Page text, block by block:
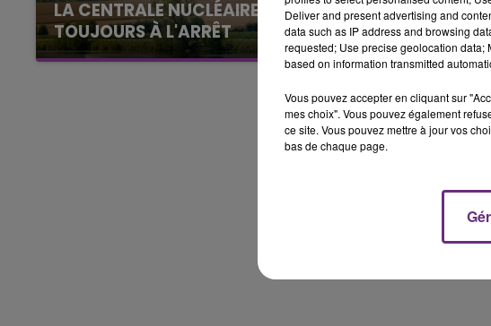
LA CENTRALE NUCLÉAIRE DE CHOOZ
TOUJOURS À L'ARRÊT
Cela fait déjà une semaine que la centrale
justifiée par la sécheresse intense qui est
LE
Deliver and present advertising and
data such as IP address and browsing
requested; Use precise geolocation data;
based on information transmitted
Vous pouvez accepter en cliquant sur
mes choix". Vous pouvez également
ce site. Vous pouvez mettre à jour vos
bas de chaque page.